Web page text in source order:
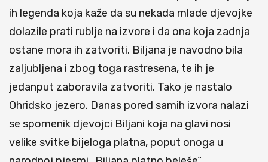
ih legenda koja kaže da su nekada mlade djevojke
dolazile prati rublje na izvore i da ona koja zadnja
ostane mora ih zatvoriti. Biljana je navodno bila
zaljubljena i zbog toga rastresena, te ih je
jedanput zaboravila zatvoriti. Tako je nastalo
Ohridsko jezero. Danas pored samih izvora nalazi
se spomenik djevojci Biljani koja na glavi nosi
velike svitke bijeloga platna, poput onoga u